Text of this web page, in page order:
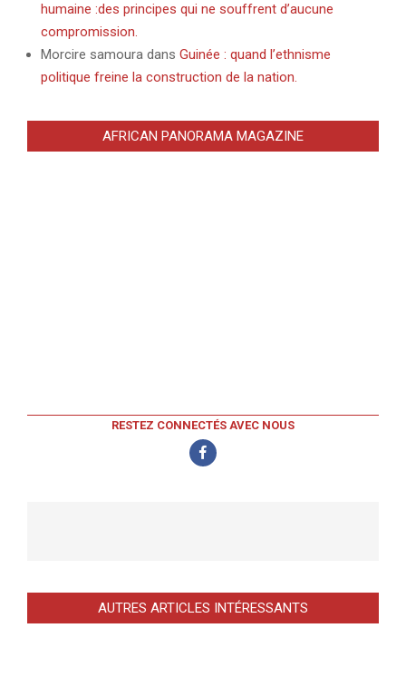
humaine :des principes qui ne souffrent d’aucune
compromission.
Morcire samoura dans Guinée : quand l’ethnisme
politique freine la construction de la nation.
AFRICAN PANORAMA MAGAZINE
RESTEZ CONNECTÉS AVEC NOUS
AUTRES ARTICLES INTÉRESSANTS